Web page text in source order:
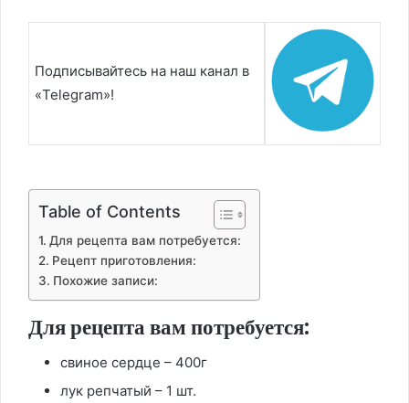
Подписывайтесь на наш канал в
«Telegram»!
Table of Contents
Для рецепта вам потребуется:
Рецепт приготовления:
Похожие записи:
Для рецепта вам потребуется:
свиное сердце – 400г
лук репчатый – 1 шт.